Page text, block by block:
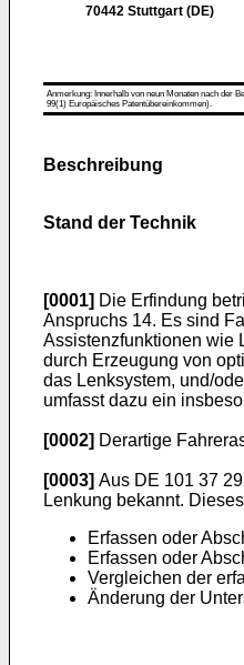
70442 Stuttgart (DE)
Anmerkung: Innerhalb von neun Monaten nach der
99(1) Europäisches Patentübereinkommen).
Beschreibung
Stand der Technik
[0001] Die Erfindung
Anspruchs 14. Es sind
Assistenzfunktionen wie
durch Erzeugung von
das Lenksystem, und/
umfasst dazu ein
[0002] Derartige
[0003] Aus DE 101 37
Lenkung bekannt.
Erfassen oder
Erfassen oder
Vergleichen der
Änderung der